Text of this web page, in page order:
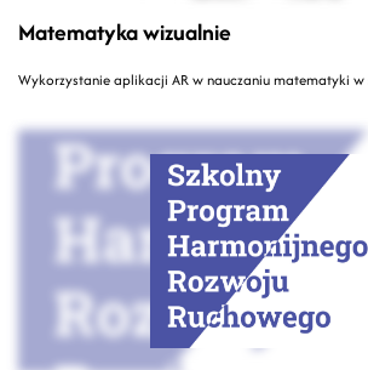
Matematyka wizualnie
Wykorzystanie aplikacji AR w nauczaniu matematyki